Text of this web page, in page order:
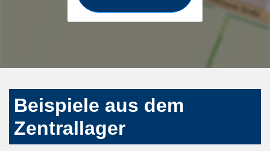
Beispiele aus dem
Zentrallager